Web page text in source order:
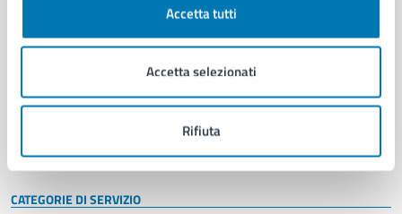
Accetta tutti
Accetta selezionati
Rifiuta
Enti e fondazioni
Personale amministrativo
Intranet, posta aziendale e protocollo
CATEGORIE DI SERVIZIO